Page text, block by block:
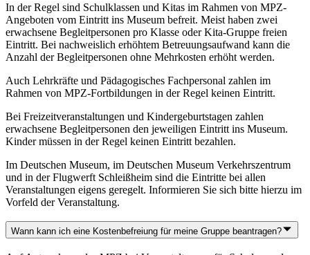
In der Regel sind Schulklassen und Kitas im Rahmen von MPZ-
Angeboten vom Eintritt ins Museum befreit. Meist haben zwei
erwachsene Begleitpersonen pro Klasse oder Kita-Gruppe freien
Eintritt. Bei nachweislich erhöhtem Betreuungsaufwand kann die
Anzahl der Begleitpersonen ohne Mehrkosten erhöht werden.
Auch Lehrkräfte und Pädagogisches Fachpersonal zahlen im
Rahmen von MPZ-Fortbildungen in der Regel keinen Eintritt.
Bei Freizeitveranstaltungen und Kindergeburtstagen zahlen
erwachsene Begleitpersonen den jeweiligen Eintritt ins Museum.
Kinder müssen in der Regel keinen Eintritt bezahlen.
Im Deutschen Museum, im Deutschen Museum Verkehrszentrum
und in der Flugwerft Schleißheim sind die Eintritte bei allen
Veranstaltungen eigens geregelt. Informieren Sie sich bitte hierzu im
Vorfeld der Veranstaltung.
Wann kann ich eine Kostenbefreiung für meine Gruppe beantragen?